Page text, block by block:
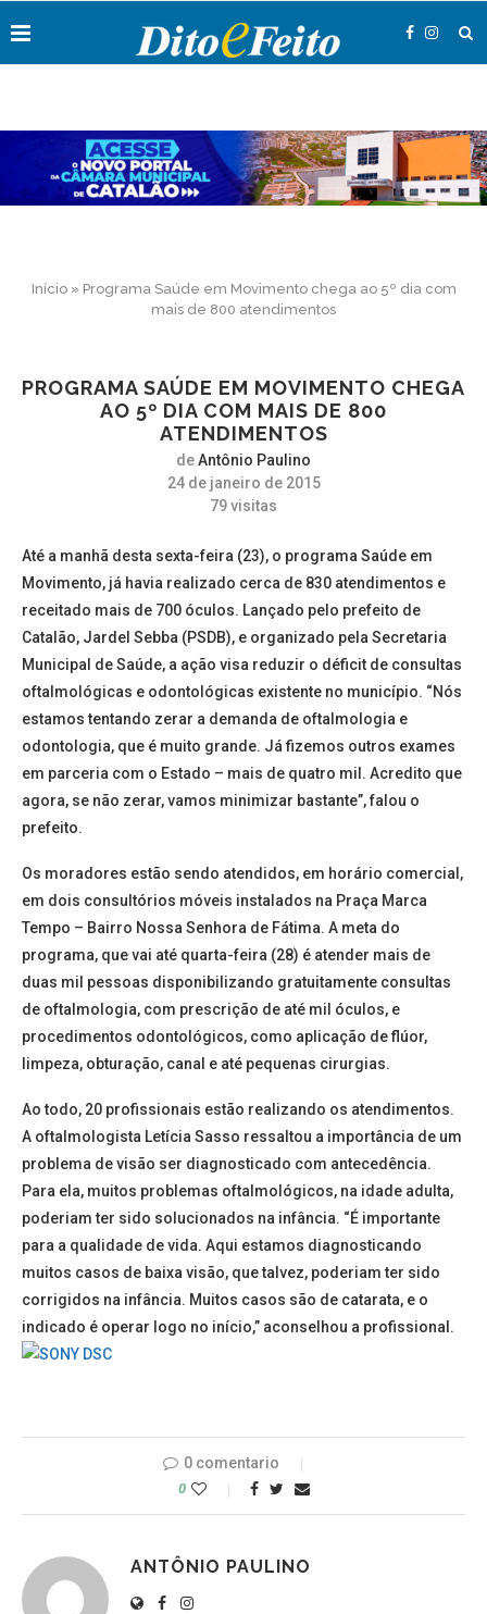
Início» Programa Saúde em Movimento chega ao 5º dia com
mais de 800 atendimentos
PROGRAMA SAÚDE EM MOVIMENTO CHEGA
AO 5º DIA COM MAIS DE 800
ATENDIMENTOS
deAntônio Paulino
24 de janeiro de 2015
79visitas
Até a manhã desta sexta-feira (23), o programa Saúde em
Movimento, já havia realizado cerca de 830 atendimentos e
receitado mais de 700 óculos. Lançado pelo prefeito de
Catalão, Jardel Sebba (PSDB), e organizado pela Secretaria
Municipal de Saúde, a ação visa reduzir o déficit de consultas
oftalmológicas e odontológicas existente no município. “Nós
estamos tentando zerar a demanda de oftalmologia e
odontologia, que é muito grande. Já fizemos outros exames
em parceria com o Estado – mais de quatro mil. Acredito que
agora, se não zerar, vamos minimizar bastante”, falou o
prefeito.
Os moradores estão sendo atendidos, em horário comercial,
em dois consultórios móveis instalados na Praça Marca
Tempo – Bairro Nossa Senhora de Fátima. A meta do
programa, que vai até quarta-feira (28) é atender mais de
duas mil pessoas disponibilizando gratuitamente consultas
de oftalmologia, com prescrição de até mil óculos, e
procedimentos odontológicos, como aplicação de flúor,
limpeza, obturação, canal e até pequenas cirurgias.
Ao todo, 20 profissionais estão realizando os atendimentos.
A oftalmologista Letícia Sasso ressaltou a importância de um
problema de visão ser diagnosticado com antecedência.
Para ela, muitos problemas oftalmológicos, na idade adulta,
poderiam ter sido solucionados na infância. “É importante
para a qualidade de vida. Aqui estamos diagnosticando
muitos casos de baixa visão, que talvez, poderiam ter sido
corrigidos na infância. Muitos casos são de catarata, e o
indicado é operar logo no início,” aconselhou a profissional.
0 comentario
0
ANTÔNIO PAULINO